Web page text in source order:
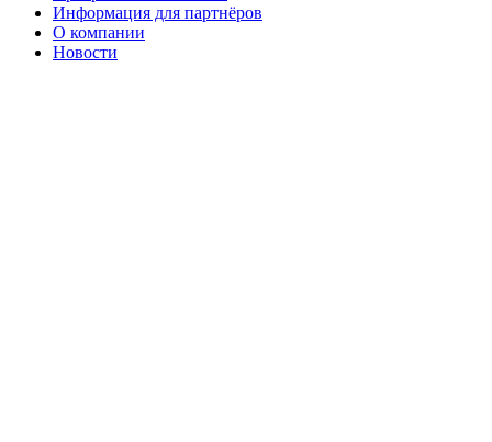
Информация для партнёров
О компании
Новости